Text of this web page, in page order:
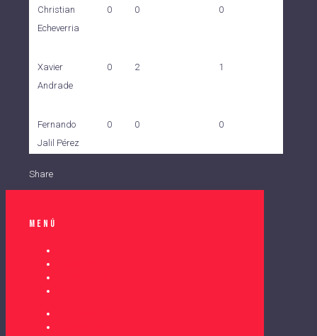
Christian
Echeverria
0 0 0
Xavier
Andrade
0 2 1
Fernando
Jalil Pérez
0 0 0
Share
Menú